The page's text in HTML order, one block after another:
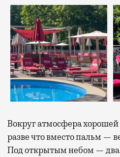
Вокруг атмосфера
разве что вместо пальм —
Под открытым небом —